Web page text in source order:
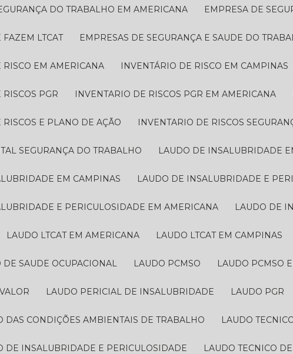
DO TRABALHO EM AMERICANA EMPRESA DE
FAZEM LTCAT EMPRESAS DE SEGURANÇA E SAUDE DO
RISCO EM AMERICANA INVENTÁRIO DE RISCO EM CAMPINAS
RISCOS PGR INVENTARIO DE RISCOS PGR EM AMERICANA
RISCOS E PLANO DE AÇÃO INVENTARIO DE RISCOS
SEGURANÇA DO TRABALHO LAUDO DE INSALUBRIDADE
EM CAMPINAS LAUDO DE INSALUBRIDADE E
E PERICULOSIDADE EM AMERICANA LAUDO DE
LAUDO LTCAT EM AMERICANA LAUDO LTCAT EM CAMPINAS
DE SAUDE OCUPACIONAL LAUDO PCMSO LAUDO PCMSO
LAUDO PERICIAL DE INSALUBRIDADE LAUDO PGR
DAS CONDIÇÕES AMBIENTAIS DE TRABALHO LAUDO
DE INSALUBRIDADE E PERICULOSIDADE LAUDO TECNICO